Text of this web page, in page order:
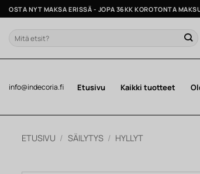
Skip
to
content
OSTA NYT MAKSA ERISSÄ - JOPA 36KK KOROTONTA
Etsi:
info@indecoria.fi Etusivu Kaikki tuotteet
ETUSIVU / SÄILYTYS / HYLLYT